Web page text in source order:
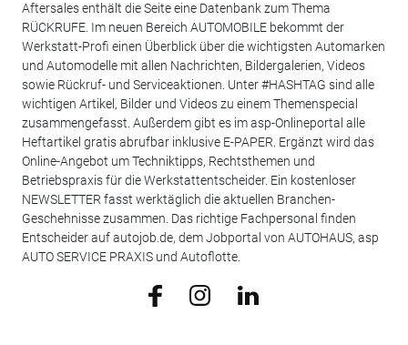
Aftersales enthält die Seite eine Datenbank zum Thema
RÜCKRUFE. Im neuen Bereich AUTOMOBILE bekommt der
Werkstatt-Profi einen Überblick über die wichtigsten Automarken
und Automodelle mit allen Nachrichten, Bildergalerien, Videos
sowie Rückruf- und Serviceaktionen. Unter #HASHTAG sind alle
wichtigen Artikel, Bilder und Videos zu einem Themenspecial
zusammengefasst. Außerdem gibt es im asp-Onlineportal alle
Heftartikel gratis abrufbar inklusive E-PAPER. Ergänzt wird das
Online-Angebot um Techniktipps, Rechtsthemen und
Betriebspraxis für die Werkstattentscheider. Ein kostenloser
NEWSLETTER fasst werktäglich die aktuellen Branchen-
Geschehnisse zusammen. Das richtige Fachpersonal finden
Entscheider auf autojob.de, dem Jobportal von AUTOHAUS, asp
AUTO SERVICE PRAXIS und Autoflotte.